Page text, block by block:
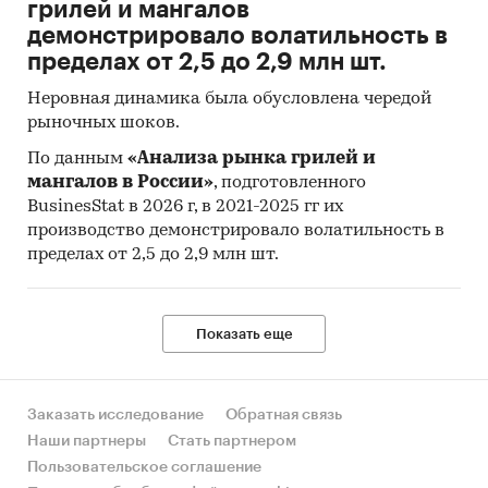
Фактическое количество страниц может
отличаться от указанного.
Источник: TK Solutions
Свиной жир
Жир
грилей и мангалов
демонстрировало волатильность в
пределах от 2,5 до 2,9 млн шт.
Неровная динамика была обусловлена чередой
рыночных шоков.
По данным «Анализа рынка грилей и
мангалов в России», подготовленного
BusinesStat в 2026 г, в 2021-2025 гг их
производство демонстрировало волатильность в
пределах от 2,5 до 2,9 млн шт.
Показать еще
Заказать исследование
Обратная связь
Наши партнеры
Стать партнером
Пользовательское соглашение